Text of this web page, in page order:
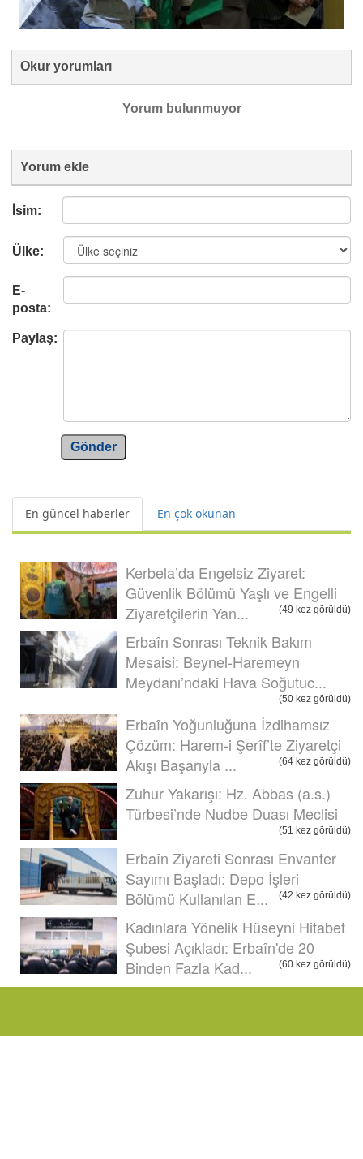
Okur yorumları
Yorum bulunmuyor
Yorum ekle
İsim:
Ülke:
E-
posta:
Paylaş:
Gönder
En güncel haberler En çok okunan
Kerbela’da Engelsiz Ziyaret:
Güvenlik Bölümü Yaşlı ve Engelli
Ziyaretçilerin Yan...
(49 kez görüldü)
Erbaîn Sonrası Teknik Bakım
Mesaisi: Beynel-Haremeyn
Meydanı’ndaki Hava Soğutuc...
(50 kez görüldü)
Erbaîn Yoğunluğuna İzdihamsız
Çözüm: Harem-i Şerîf’te Ziyaretçi
Akışı Başarıyla ...
(64 kez görüldü)
Zuhur Yakarışı: Hz. Abbas (a.s.)
Türbesi’nde Nudbe Duası Meclisi
(51 kez görüldü)
Erbaîn Ziyareti Sonrası Envanter
Sayımı Başladı: Depo İşleri
Bölümü Kullanılan E...
(42 kez görüldü)
Kadınlara Yönelik Hüseyni Hitabet
Şubesi Açıkladı: Erbaîn'de 20
Binden Fazla Kad...
(60 kez görüldü)